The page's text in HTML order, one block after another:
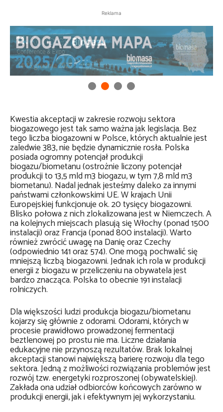
Reklama
Kwestia akceptacji w zakresie rozwoju sektora
biogazowego jest tak samo ważna jak legislacja. Bez
tego liczba biogazowni w Polsce, których aktualnie jest
zaledwie 383, nie będzie dynamicznie rosła. Polska
posiada ogromny potencjał produkcji
biogazu/biometanu (ostrożnie liczony potencjał
produkcji to 13,5 mld m3 biogazu, w tym 7,8 mld m3
biometanu). Nadal jednak jesteśmy daleko za innymi
państwami członkowskimi UE. W krajach Unii
Europejskiej funkcjonuje ok. 20 tysięcy biogazowni.
Blisko połowa z nich zlokalizowana jest w Niemczech. A
na kolejnych miejscach plasują się Włochy (ponad 1500
instalacji) oraz Francja (ponad 800 instalacji). Warto
również zwrócić uwagę na Danię oraz Czechy
(odpowiednio 141 oraz 574). One mogą pochwalić się
mniejszą liczbą biogazowni. Jednak ich rola w produkcji
energii z biogazu w przeliczeniu na obywatela jest
bardzo znacząca. Polska to obecnie 191 instalacji
rolniczych.
Dla większości ludzi produkcja biogazu/biometanu
kojarzy się głównie z odorami. Odorami, których w
procesie prawidłowo prowadzonej fermentacji
beztlenowej po prostu nie ma. Liczne działania
edukacyjne nie przynoszą rezultatów. Brak lokalnej
akceptacji stanowi największą barierę rozwoju dla tego
sektora. Jedną z możliwości rozwiązania problemów jest
rozwój tzw. energetyki rozproszonej (obywatelskiej).
Zakłada ona udział odbiorców końcowych zarówno w
produkcji energii, jak i efektywnym jej wykorzystaniu.